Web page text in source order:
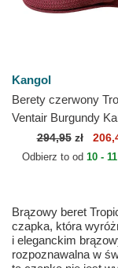
Kangol
Berety czerwony
Ventair Burgundy
294,95zł
Odbierz to od 10 -
Brązowy beret
czapka, która
i eleganckim
rozpoznawalna w